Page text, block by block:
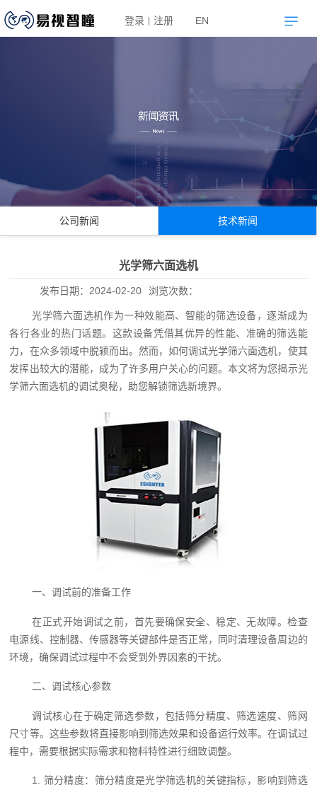
登录 注册 EN
公司新闻 技术新闻
光学筛六面选机
发布日期： 2024-02-20 浏览次数：
光学筛六面选机作为一种效能高、智能的筛选设备，逐渐成为
各行各业的热门话题。这款设备凭借其优异的性能、准确的筛选能
力，在众多领域中脱颖而出。然而，如何调试光学筛六面选机，使其
发挥出较大的潜能，成为了许多用户关心的问题。本文将为您揭示光
学筛六面选机的调试奥秘，助您解锁筛选新境界。
一、调试前的准备工作
在正式开始调试之前，首先要确保安全、稳定、无故障。检查
电源线、控制器、传感器等关键部件是否正常，同时清理设备周边的
环境，确保调试过程中不会受到外界因素的干扰。
二、调试核心参数
调试核心在于确定筛选参数，包括筛分精度、筛选速度、筛网
尺寸等。这些参数将直接影响到筛选效果和设备运行效率。在调试过
程中，需要根据实际需求和物料特性进行细致调整。
1. 筛分精度：筛分精度是光学筛选机的关键指标，影响到筛选